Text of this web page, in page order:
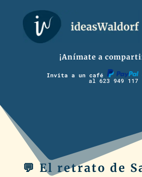
¡Anímate a
Invita a un café
al 623 949 117
💬 El retrato de